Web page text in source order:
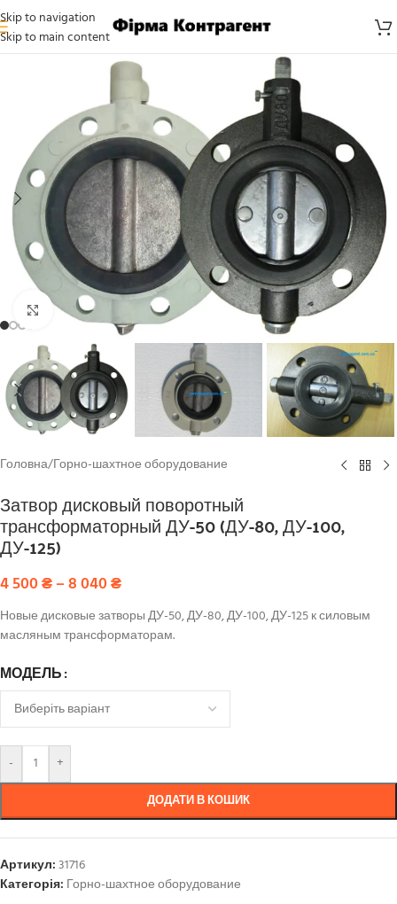
Skip to navigation
Skip to main content
Click to enlarge
Головна/Горно-шахтное оборудование
Затвор дисковый поворотный
трансформаторный ДУ-50 (ДУ-80, ДУ-100,
ДУ-125)
4 500₴–8 040₴
Новые дисковые затворы ДУ-50, ДУ-80, ДУ-100, ДУ-125 к силовым
масляным трансформаторам.
МОДЕЛЬ
- +
ДОДАТИ В КОШИК
Артикул:31716
Категорія: Горно-шахтное оборудование